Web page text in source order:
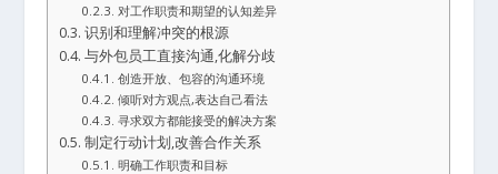
对工作职责和期望的认知差异
识别和理解冲突的根源
与外包员工直接沟通,化解分歧
创造开放、包容的沟通环境
倾听对方观点,表达自己看法
寻求双方都能接受的解决方案
制定行动计划,改善合作关系
明确工作职责和目标